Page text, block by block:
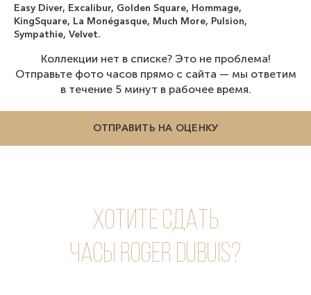
Easy Diver, Excalibur, Golden Square, Hommage,
KingSquare, La Monégasque, Much More, Pulsion,
Sympathie, Velvet.
Коллекции нет в списке? Это не проблема!
Отправьте фото часов прямо с сайта — мы ответим
в течение 5 минут в рабочее время.
ОТПРАВИТЬ НА ОЦЕНКУ
Хотите сдать
часы Roger Dubuis?